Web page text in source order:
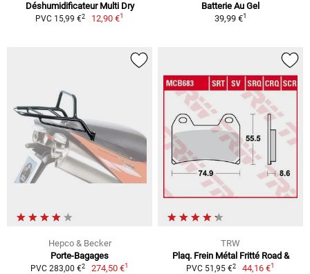
Déshumidificateur Multi Dry
PVC 15,99 €2 12,90 €1
Batterie Au Gel
39,99 €1
Hepco & Becker
Porte-Bagages
PVC 283,00 €2 274,50 €1
TRW
Plaq. Frein Métal Fritté Road &
PVC 51,95 €2 44,16 €1